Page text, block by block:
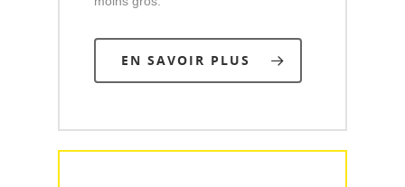
EN SAVOIR PLUS